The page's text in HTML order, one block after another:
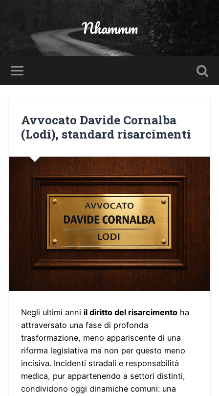
Nhammm
Avvocato Davide Cornalba
(Lodi), standard risarcimenti
Negli ultimi anni il diritto del risarcimentoha
attraversato una fase di profonda
trasformazione, meno appariscente di una
riforma legislativa ma non per questo meno
incisiva. Incidenti stradali e responsabilità
medica, pur appartenendo a settori distinti,
condividono oggi dinamiche comuni: una